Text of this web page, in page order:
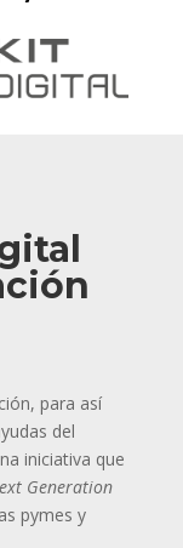
para así
del
iniciativa que
Generation
pymes y